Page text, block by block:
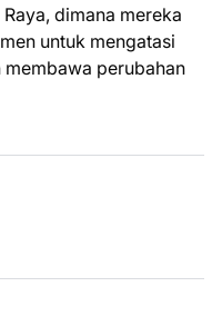
dimana mereka
untuk mengatasi
perubahan